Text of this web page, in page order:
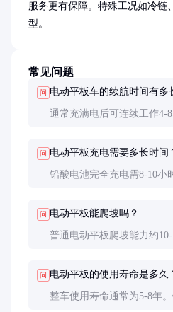
服务更有保障。特殊工况如冷链
型。
常见问题
问 电动平板车的续航时间有多
通常充满电后可连续工作4-
问 电动平板充电需要多长时间
铅酸电池完全充电需8-10小
问 电动平板能爬坡吗？
普通电动平板爬坡能力约
问 电动平板的使用寿命是多久
整车使用寿命通常为5-8年